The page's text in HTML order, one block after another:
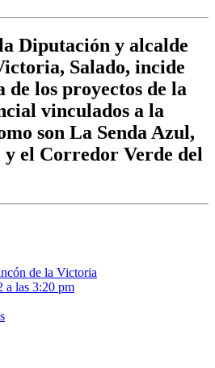
Diputación y alcalde
Salado, incide
los proyectos de la
vinculados a la
son La Senda Azul,
el Corredor Verde del
de la Victoria
a las 3:20 pm